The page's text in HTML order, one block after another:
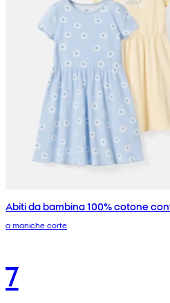
Abiti da bambina 100% cotone
a maniche corte
7